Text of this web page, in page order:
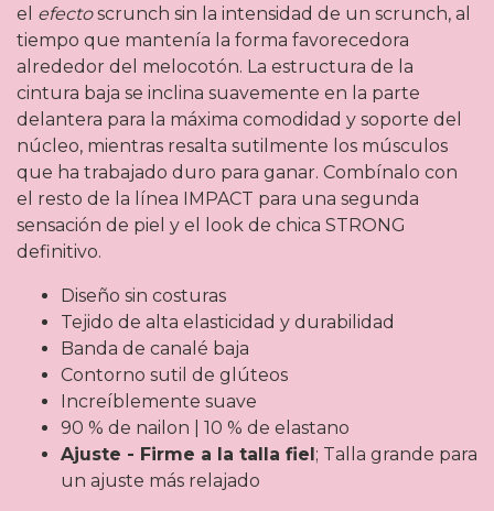
el efectoscrunch sin la intensidad de un scrunch, al
tiempo que mantenía la forma favorecedora
alrededor del melocotón. La estructura de la
cintura baja se inclina suavemente en la parte
delantera para la máxima comodidad y soporte del
núcleo, mientras resalta sutilmente los músculos
que ha trabajado duro para ganar. Combínalo con
el resto de la línea IMPACT para una segunda
sensación de piel y el look de chica STRONG
definitivo.
Diseño sin costuras
Tejido de alta elasticidad y durabilidad
Banda de canalé baja
Contorno sutil de glúteos
Increíblemente suave
90 % de nailon | 10 % de elastano
Ajuste - Firme a la talla fiel ; Talla grande para
un ajuste más relajado